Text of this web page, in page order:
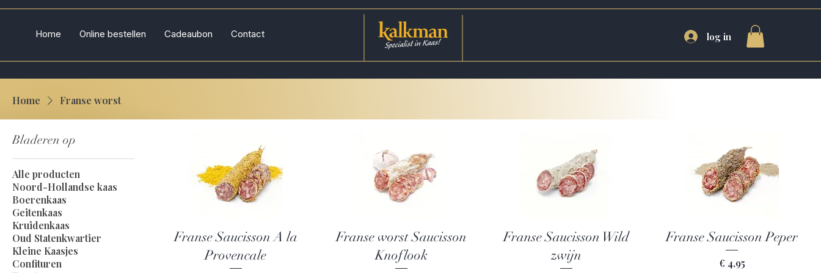
Home Online bestellen Cadeaubon Contact log in
Home Franse worst
Bladeren op
Alle producten
Noord-Hollandse kaas
Boerenkaas
Geitenkaas
Kruidenkaas
Oud Statenkwartier
Kleine Kaasjes
Confituren
Snel overzicht
Franse Saucisson A la
Provencale
Snel overzicht
Franse worst Saucisson
Knoflook
Snel overzicht
Franse Saucisson Wild
zwijn
Snel overzicht
Franse Saucisson Peper
Prijs
€ 4,95